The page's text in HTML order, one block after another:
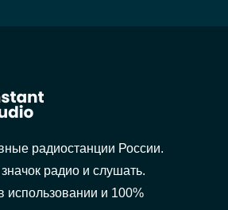
радиостанции России.
радио и слушать.
использовании и 100%